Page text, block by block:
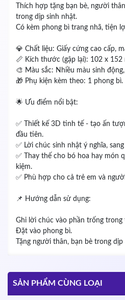
Thích hợp tặng bạn bè, người
trong dịp sinh nhật.
Có kèm phong bì trang nhã, tiện
💎 Chất liệu: Giấy cứng cao cấp,
📏 Kích thước (gập lại): 102 x 152
🎨 Màu sắc: Nhiều màu sinh
🎁 Phụ kiện kèm theo: 1 phong bì.
🌟 Ưu điểm nổi bật:
✅ Thiết kế 3D tinh tế - tạo ấn
đầu tiên.
✅ Lời chúc sinh nhật ý nghĩa,
✅ Thay thế cho bó hoa hay món
kiệm.
✅ Phù hợp cho cả trẻ em và
📌 Hướng dẫn sử dụng:
Ghi lời chúc vào phần trống trong
Đặt vào phong bì.
Tặng người thân, bạn bè trong
SẢN PHẨM CÙNG LOẠI